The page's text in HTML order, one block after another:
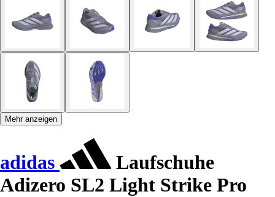
Mehr anzeigen
adidas
Laufschuhe
Adizero SL2 Light Strike Pro